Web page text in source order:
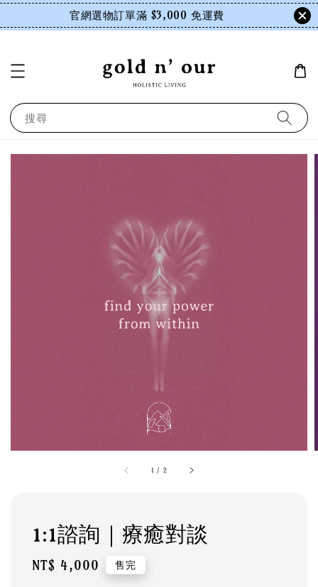
官網選物訂單滿 $3,000 免運費
搜尋
1 / 2
1:1諮詢｜療癒對談
Regular
NT$ 4,000 售完